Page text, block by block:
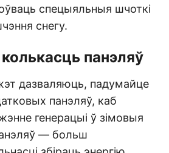
спецыяльныя шчоткі
снегу.
панэляў
дазваляюць, падумайце
панэляў, каб
генерацыі ў зімовыя
— больш